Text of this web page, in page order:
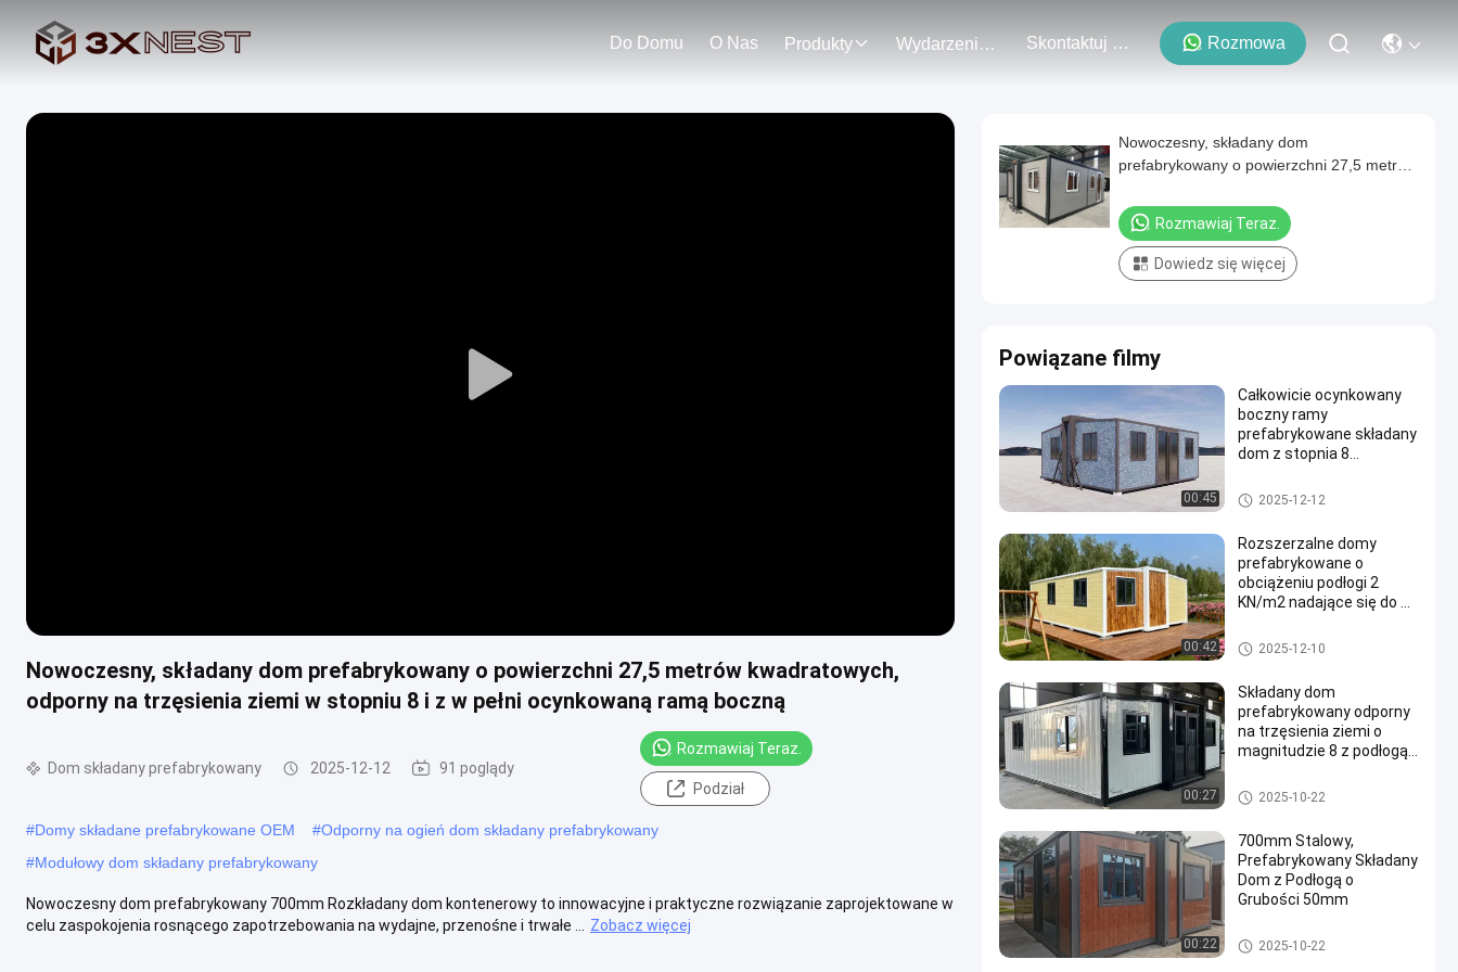
Do Domu O Nas Produkty Wydarzenia Skontaktuj Się Z Nami Rozmowa
Play
Nowoczesny, składany dom prefabrykowany o powierzchni 27,5 metrów kwadratowych,
odporny na trzęsienia ziemi w stopniu 8 i z w pełni ocynkowaną ramą boczną
Dom składany prefabrykowany 2025-12-12 91 poglądy
Rozmawiaj Teraz.
Podział
#Domy składane prefabrykowane OEM #Odporny na ogień dom składany prefabrykowany
#Modułowy dom składany prefabrykowany
Nowoczesny dom prefabrykowany 700mm Rozkładany dom kontenerowy to innowacyjne i praktyczne rozwiązanie zaprojektowane w
celu zaspokojenia rosnącego zapotrzebowania na wydajne, przenośne i trwałe ...
Zobacz więcej
Nowoczesny, składany dom
prefabrykowany o powierzchni 27,5 metrów
w stopniu 8 i z w pełni ocynkowaną ramą
boczną
Rozmawiaj Teraz.
Dowiedz się więcej
Powiązane filmy
00:45
Całkowicie ocynkowany
boczny ramy
prefabrykowane składany
dom z stopnia 8
ziemi i 27,5 metrów
kwadratowych
Dom składany prefabrykowan
y
2025-12-12
00:42
Rozszerzalne domy
prefabrykowane o
obciążeniu podłogi 2
KN/m2 nadające się do 2-
12 kW
Dom składany prefabrykowan
y
2025-12-10
00:27
Składany dom
prefabrykowany odporny
na trzęsienia ziemi o
magnitudzie 8 z podłogą
Dom składany prefabrykowan
y
2025-10-22
00:22
700mm Stalowy,
Prefabrykowany Składany
Dom z Podłogą o
Grubości 50mm
Dom składany prefabrykowan
y
2025-10-22